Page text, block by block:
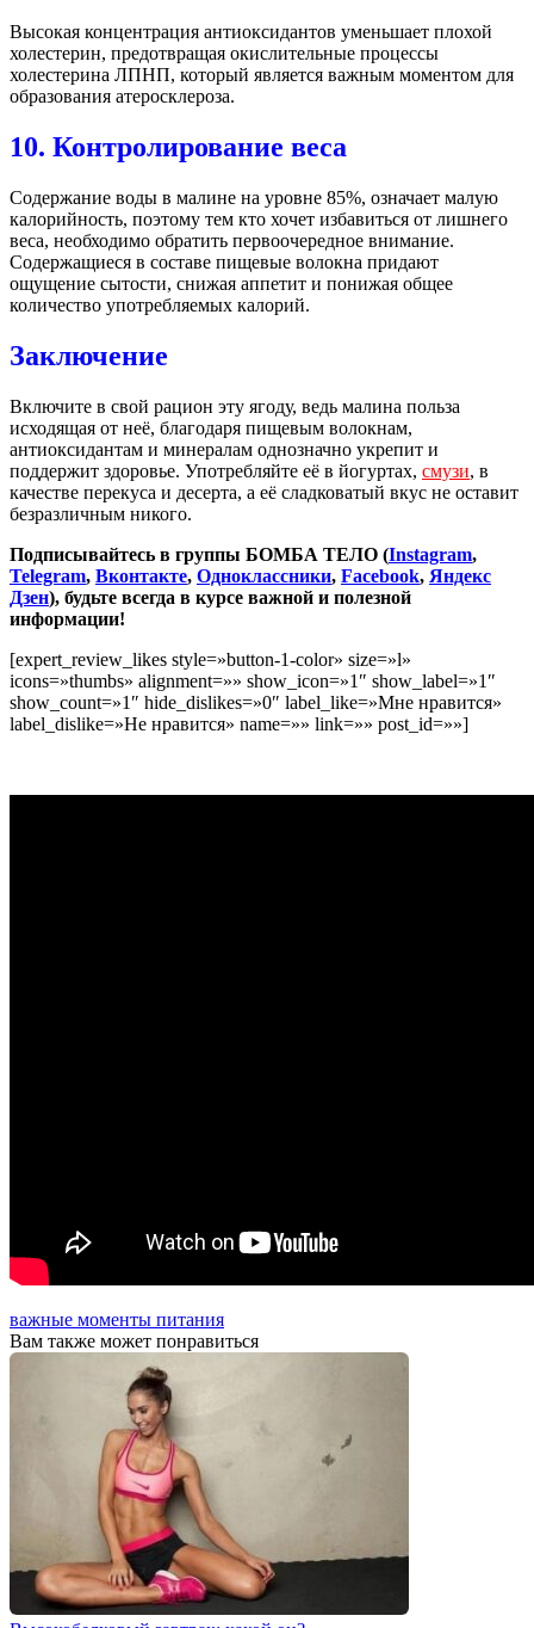
Высокая концентрация антиоксидантов уменьшает плохой
холестерин, предотвращая окислительные процессы
холестерина ЛПНП, который является важным моментом для
образования атеросклероза.
10. Контролирование веса
Содержание воды в малине на уровне 85%, означает малую
калорийность, поэтому тем кто хочет избавиться от лишнего
веса, необходимо обратить первоочередное внимание.
Содержащиеся в составе пищевые волокна придают
ощущение сытости, снижая аппетит и понижая общее
количество употребляемых калорий.
Заключение
Включите в свой рацион эту ягоду, ведь малина польза
исходящая от неё, благодаря пищевым волокнам,
антиоксидантам и минералам однозначно укрепит и
поддержит здоровье. Употребляйте её в йогуртах, смузи, в
качестве перекуса и десерта, а её сладковатый вкус не оставит
безразличным никого.
Подписывайтесь в группы БОМБА ТЕЛО (Instagram,
Telegram, Вконтакте, Одноклассники, Facebook, Яндекс
Дзен), будьте всегда в курсе важной и полезной
информации!
[expert_review_likes style=»button-1-color» size=»l»
icons=»thumbs» alignment=»» show_icon=»1″ show_label=»1″
show_count=»1″ hide_dislikes=»0″ label_like=»Мне нравится»
label_dislike=»Не нравится» name=»» link=»» post_id=»»]
важные моменты питания
Вам также может понравиться